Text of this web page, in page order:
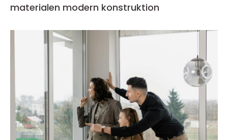
materialen modern konstruktion